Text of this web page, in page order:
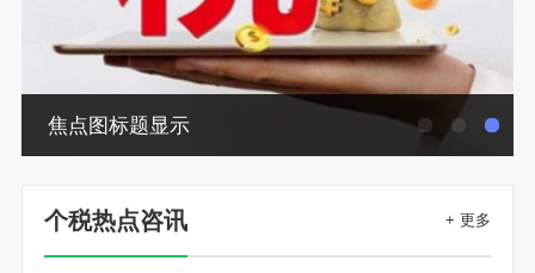
焦点图标题显示
个税热点咨讯 + 更多